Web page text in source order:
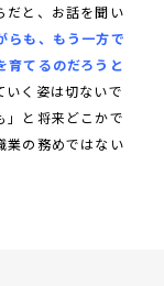
だと、お話を聞い
らも、もう一方で
育てるのだろうと
いく姿は切ないで
」と将来どこかで
業の務めではない